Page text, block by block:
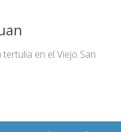
en el Viejo San